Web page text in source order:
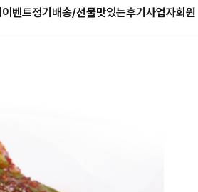
이벤트정기배송/선물맛있는후기 사업자회원